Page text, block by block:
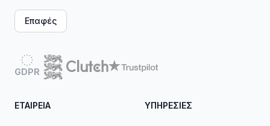
Επαφές
GDPR
ΕΤΑΙΡΕΊΑ ΥΠΗΡΕΣΊΕΣ